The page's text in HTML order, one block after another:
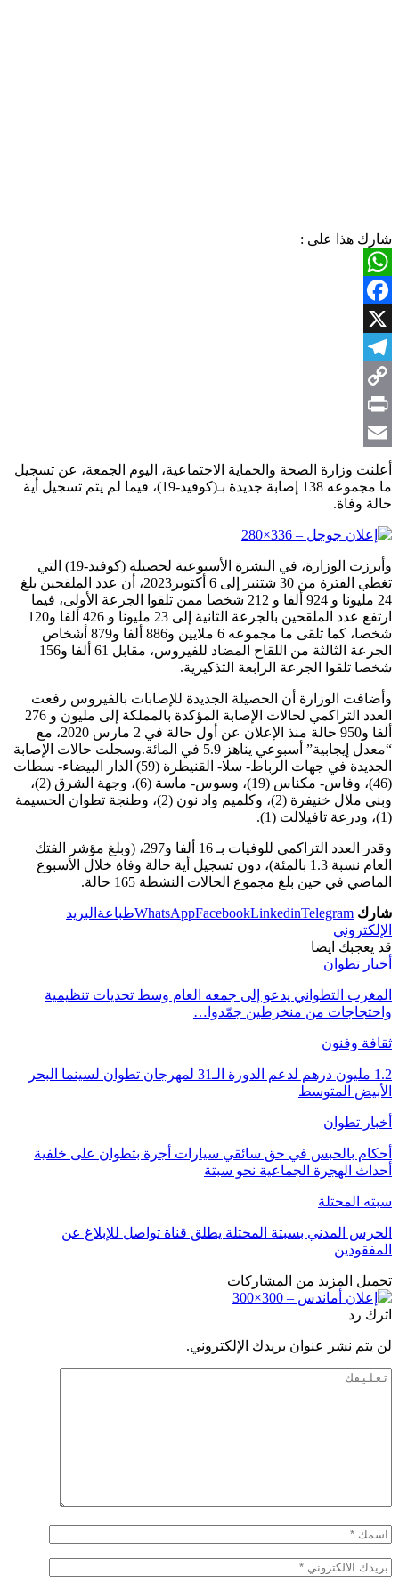
شارك هذا على :
WhatsApp
Facebook
X
Telegram
Copy
Link
Print
Email
أعلنت وزارة الصحة والحماية الاجتماعية، اليوم الجمعة، عن تسجيل
ما مجموعه 138 إصابة جديدة بـ(كوفيد-19)، فيما لم يتم تسجيل أية
حالة وفاة.
وأبرزت الوزارة، في النشرة الأسبوعية لحصيلة (كوفيد-19) التي
تغطي الفترة من 30 شتنبر إلى 6 أكتوبر2023، أن عدد الملقحين بلغ
24 مليونا و 924 ألفا و 212 شخصا ممن تلقوا الجرعة الأولى، فيما
ارتفع عدد الملقحين بالجرعة الثانية إلى 23 مليونا و 426 ألفا و120
شخصا، كما تلقى ما مجموعه 6 ملايين و886 ألفا و879 أشخاص
الجرعة الثالثة من اللقاح المضاد للفيروس، مقابل 61 ألفا و156
شخصا تلقوا الجرعة الرابعة التذكيرية.
وأضافت الوزارة أن الحصيلة الجديدة للإصابات بالفيروس رفعت
العدد التراكمي لحالات الإصابة المؤكدة بالمملكة إلى مليون و 276
ألفا و950 حالة منذ الإعلان عن أول حالة في 2 مارس 2020، مع
“معدل إيجابية” أسبوعي يناهز 5.9 في المائة.وسجلت حالات الإصابة
الجديدة في جهات الرباط- سلا- القنيطرة (59) الدار البيضاء- سطات
(46)، وفاس- مكناس (19)، وسوس- ماسة (6)، وجهة الشرق (2)،
وبني ملال خنيفرة (2)، وكلميم واد نون (2)، وطنجة تطوان الحسيمة
(1)، ودرعة تافيلالت (1).
وقدر العدد التراكمي للوفيات بـ 16 ألفا و297، (وبلغ مؤشر الفتك
العام نسبة 1.3 بالمئة)، دون تسجيل أية حالة وفاة خلال الأسبوع
الماضي في حين بلغ مجموع الحالات النشطة 165 حالة.
شارك WhatsAppFacebookLinkedinTelegram طباعة البريد
الإلكتروني
قد يعجبك ايضا
أخبار تطوان
المغرب التطواني يدعو إلى جمعه العام وسط تحديات تنظيمية
واحتجاجات من منخرطين جمّدوا…
ثقافة وفنون
1.2 مليون درهم لدعم الدورة الـ31 لمهرجان تطوان لسينما البحر
الأبيض المتوسط
أخبار تطوان
أحكام بالحبس في حق سائقي سيارات أجرة بتطوان على خلفية
أحداث الهجرة الجماعية نحو سبتة
سبته المحتلة
الحرس المدني بسبتة المحتلة يطلق قناة تواصل للإبلاغ عن
المفقودين
تحميل المزيد من المشاركات
اترك رد
لن يتم نشر عنوان بريدك الإلكتروني.